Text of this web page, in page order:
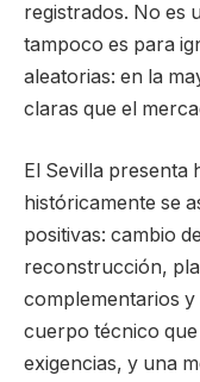
registrados. No es
tampoco es para
aleatorias: en la
claras que el
El Sevilla presenta
históricamente se
positivas: cambio
reconstrucción,
complementarios y
cuerpo técnico
exigencias, y una